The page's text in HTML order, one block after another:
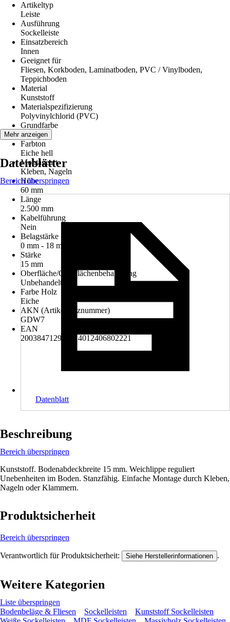
Artikeltyp
Leiste
Ausführung
Sockelleiste
Einsatzbereich
Innen
Geeignet für
Fliesen, Korkboden, Laminatboden, PVC / Vinylboden,
Teppichboden
Material
Kunststoff
Materialspezifizierung
Polyvinylchlorid (PVC)
Grundfarbe
Holz
Farbton
Eiche hell
Montageart
Kleben, Nageln
Höhe
60 mm
Länge
2.500 mm
Kabelführung
Nein
Belagstärke
0 mm - 18 mm
Stärke
15 mm
Oberfläche/Oberflächenbehandlung
Unbehandelt
Farbe Holz
Eiche
AKN (Artikelkurznummer)
GDW7
EAN
2003847129000, 4012406802221
Mehr anzeigen
Datenblätter
Bereich überspringen
Datenblatt
Beschreibung
Bereich überspringen
Kunststoff. Bodenabdeckbreite 15 mm. Weichlippe reguliert
Unebenheiten im Boden. Stanzfähig. Einfache Montage durch Kleben,
Nageln oder Klammern.
Produktsicherheit
Bereich überspringen
Verantwortlich für Produktsicherheit: Siehe Herstellerinformationen .
Weitere Kategorien
Liste überspringen
Bodenbeläge & Fliesen
Sockelleisten
Kunststoff Sockelleisten